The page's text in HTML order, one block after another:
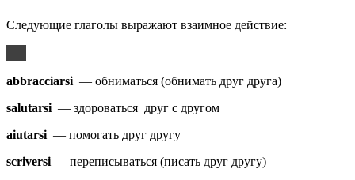
Следующие глаголы выражают взаимное действие:
abbracciarsi — обниматься (обнимать друг друга)
salutarsi — здороваться друг с другом
aiutarsi — помогать друг другу
scriversi — переписываться (писать друг другу)